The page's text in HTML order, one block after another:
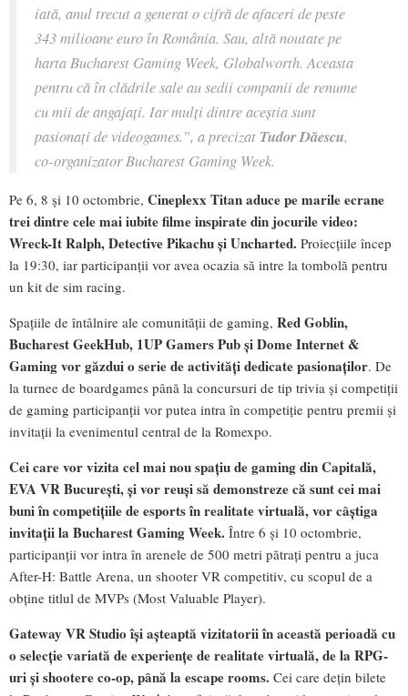
iată, anul trecut a generat o cifră de afaceri de peste
343 milioane euro în România. Sau, altă noutate pe
harta Bucharest Gaming Week, Globalworth. Aceasta
pentru că în clădrile sale au sedii companii de renume
cu mii de angajați. Iar mulți dintre aceștia sunt
pasionați de videogames.”, a precizat Tudor Dăescu,
co-organizator Bucharest Gaming Week.
Pe 6, 8 și 10 octombrie, Cineplexx Titan aduce pe marile ecrane
trei dintre cele mai iubite filme inspirate din jocurile video:
Wreck-It Ralph, Detective Pikachu și Uncharted. Proiecțiile încep
la 19:30, iar participanții vor avea ocazia să intre la tombolă pentru
un kit de sim racing.
Spațiile de întâlnire ale comunității de gaming, Red Goblin,
Bucharest GeekHub, 1UP Gamers Pub și Dome Internet &
Gaming vor găzdui o serie de activități dedicate pasionaților. De
la turnee de boardgames până la concursuri de tip trivia și competiții
de gaming participanții vor putea intra în competiție pentru premii și
invitații la evenimentul central de la Romexpo.
Cei care vor vizita cel mai nou spațiu de gaming din Capitală,
EVA VR București, și vor reuși să demonstreze că sunt cei mai
buni în competițiile de esports în realitate virtuală, vor câștiga
invitații la Bucharest Gaming Week. Între 6 și 10 octombrie,
participanții vor intra în arenele de 500 metri pătrați pentru a juca
After-H: Battle Arena, un shooter VR competitiv, cu scopul de a
obține titlul de MVPs (Most Valuable Player).
Gateway VR Studio își așteaptă vizitatorii în această perioadă cu
o selecție variată de experiențe de realitate virtuală, de la RPG-
uri și shootere co-op, până la escape rooms. Cei care dețin bilete